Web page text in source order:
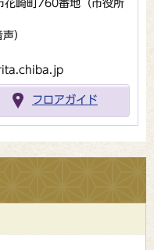
崎町760番地（市役所
）
フロアガイド